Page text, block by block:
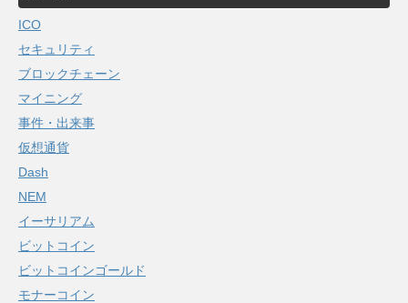
ICO
セキュリティ
ブロックチェーン
マイニング
事件・出来事
仮想通貨
Dash
NEM
イーサリアム
ビットコイン
ビットコインゴールド
モナーコイン